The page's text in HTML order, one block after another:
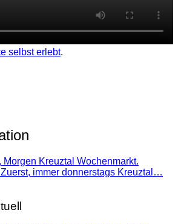
selbst erlebt.
Morgen Kreuztal Wochenmarkt.
immer donnerstags Kreuztal…